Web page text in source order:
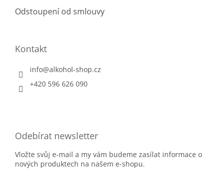
Odstoupení od smlouvy
Kontakt
info@alkohol-shop.cz
+420 596 626 090
Odebírat newsletter
Vložte svůj e-mail a my vám budeme zasílat informace o
nových produktech na našem e-shopu.